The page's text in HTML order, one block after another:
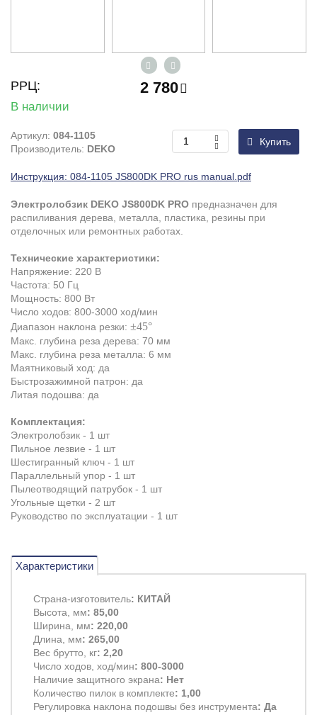
РРЦ: 2 780
В наличии
Артикул: 084-1105
Производитель: DEKO
Купить
Инструкция: 084-1105 JS800DK PRO rus manual.pdf
Электролобзик DEKO JS800DK PRO предназначен для
распиливания дерева, металла, пластика, резины при
отделочных или ремонтных работах.
Технические характеристики:
Напряжение: 220 В
Частота: 50 Гц
Мощность: 800 Вт
Число ходов: 800-3000 ход/мин
Диапазон наклона резки: ±45°
Макс. глубина реза дерева: 70 мм
Макс. глубина реза металла: 6 мм
Маятниковый ход: да
Быстрозажимной патрон: да
Литая подошва: да
Комплектация:
Электролобзик - 1 шт
Пильное лезвие - 1 шт
Шестигранный ключ - 1 шт
Параллельный упор - 1 шт
Пылеотводящий патрубок - 1 шт
Угольные щетки - 2 шт
Руководство по эксплуатации - 1 шт
Характеристики
Страна-изготовитель: КИТАЙ
Высота, мм: 85,00
Ширина, мм: 220,00
Длина, мм: 265,00
Вес брутто, кг: 2,20
Число ходов, ход/мин: 800-3000
Наличие защитного экрана: Нет
Количество пилок в комплекте: 1,00
Регулировка наклона подошвы без инструмента: Да